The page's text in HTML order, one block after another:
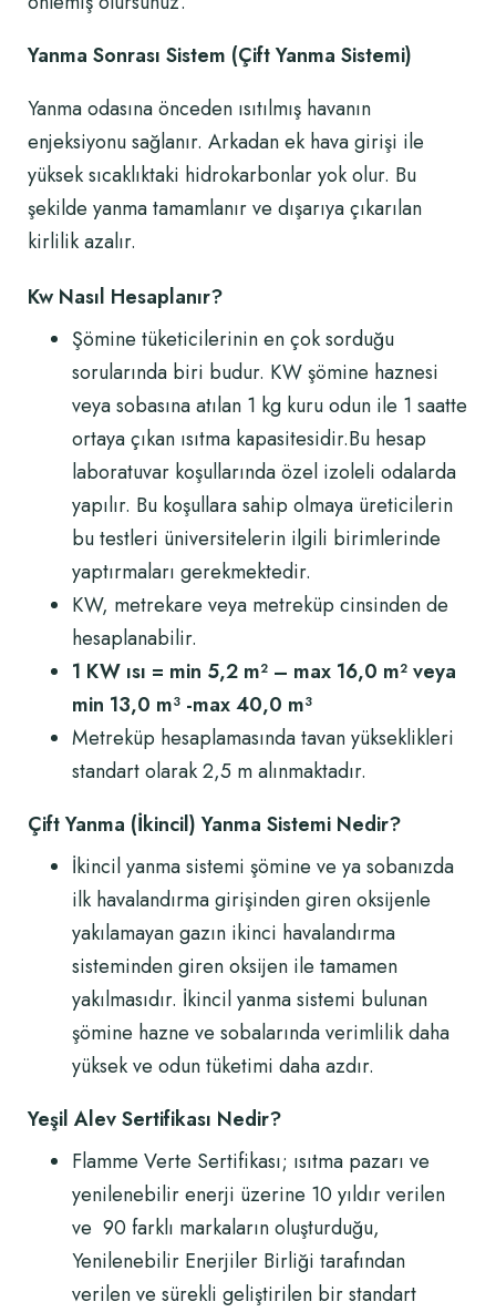
Yanma Sonrası Sistem (Çift Yanma Sistemi)
Yanma odasına önceden ısıtılmış havanın
enjeksiyonu sağlanır. Arkadan ek hava girişi ile
yüksek sıcaklıktaki hidrokarbonlar yok olur. Bu
şekilde yanma tamamlanır ve dışarıya çıkarılan
kirlilik azalır.
Kw Nasıl Hesaplanır?
Şömine tüketicilerinin en çok sorduğu
sorularında biri budur. KW şömine haznesi
veya sobasına atılan 1 kg kuru odun ile 1 saatte
ortaya çıkan ısıtma kapasitesidir.Bu hesap
laboratuvar koşullarında özel izoleli odalarda
yapılır. Bu koşullara sahip olmaya üreticilerin
bu testleri üniversitelerin ilgili birimlerinde
yaptırmaları gerekmektedir.
KW, metrekare veya metreküp cinsinden de
hesaplanabilir.
1 KW ısı = min 5,2 m² – max 16,0 m² veya
min 13,0 m³ -max 40,0 m³
Metreküp hesaplamasında tavan yükseklikleri
standart olarak 2,5 m alınmaktadır.
Çift Yanma (İkincil) Yanma Sistemi Nedir?
İkincil yanma sistemi şömine ve ya sobanızda
ilk havalandırma girişinden giren oksijenle
yakılamayan gazın ikinci havalandırma
sisteminden giren oksijen ile tamamen
yakılmasıdır. İkincil yanma sistemi bulunan
şömine hazne ve sobalarında verimlilik daha
yüksek ve odun tüketimi daha azdır.
Yeşil Alev Sertifikası Nedir?
Flamme Verte Sertifikası; ısıtma pazarı ve
yenilenebilir enerji üzerine 10 yıldır verilen
ve 90 farklı markaların oluşturduğu,
Yenilenebilir Enerjiler Birliği tarafından
verilen ve sürekli geliştirilen bir standart